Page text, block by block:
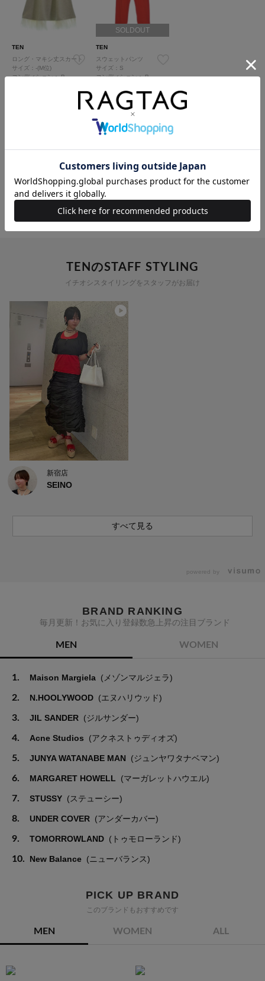
TEN
ロング・マキシ丈スカート
サイズ：-(M位)
コンディション：B
SOLDOUT
TEN
スウェットパンツ
サイズ：S
コンディション：B
6,000円（税込）
TENのカテゴリー
Tシャツ・カットソー シャツ
ニット
パンツ
スカート ワンピース アクセサリー
TENのSTAFF STYLING
イチオシスタイリングをスタッフがお届け
新宿店
SEINO
すべて見る
powered by
BRAND RANKING
毎月更新！お気に入り登録数急上昇の注目ブランド
MEN WOMEN
1. Maison Margiela (メゾンマルジェラ)
2. N.HOOLYWOOD (エヌハリウッド)
3. JIL SANDER (ジルサンダー)
4. Acne Studios (アクネストゥディオズ)
5. JUNYA WATANABE MAN (ジュンヤワタナベマン)
6. MARGARET HOWELL (マーガレットハウエル)
7. STUSSY (ステューシー)
8. UNDER COVER (アンダーカバー)
9. TOMORROWLAND (トゥモローランド)
10. New Balance (ニューバランス)
PICK UP BRAND
このブランドもおすすめです
MEN WOMEN ALL